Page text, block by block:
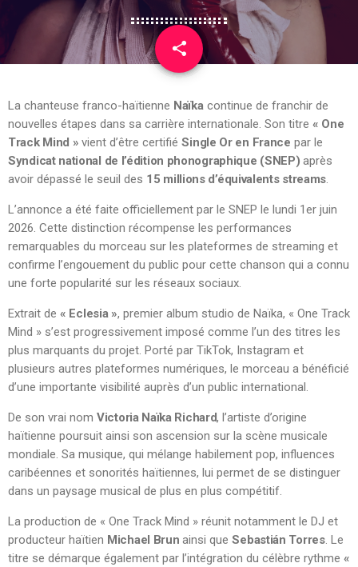
share
email
La chanteuse franco-haïtienne Naïkacontinue de franchir de
nouvelles étapes dans sa carrière internationale. Son titre « One
Track Mind » vient d’être certifiéSingle Or en France par le
Syndicat national de l’édition phonographique (SNEP) après
avoir dépassé le seuil des 15 millions d’équivalents streams.
L’annonce a été faite officiellement par le SNEP le lundi 1er juin
2026. Cette distinction récompense les performances
remarquables du morceau sur les plateformes de streaming et
confirme l’engouement du public pour cette chanson qui a connu
une forte popularité sur les réseaux sociaux.
Extrait de « Eclesia », premier album studio de Naïka, « One Track
Mind » s’est progressivement imposé comme l’un des titres les
plus marquants du projet. Porté par TikTok, Instagram et
plusieurs autres plateformes numériques, le morceau a bénéficié
d’une importante visibilité auprès d’un public international.
De son vrai nom Victoria Naïka Richard, l’artiste d’origine
haïtienne poursuit ainsi son ascension sur la scène musicale
mondiale. Sa musique, qui mélange habilement pop, influences
caribéennes et sonorités haïtiennes, lui permet de se distinguer
dans un paysage musical de plus en plus compétitif.
La production de « One Track Mind » réunit notamment le DJ et
producteur haïtien Michael Brun ainsi queSebastián Torres. Le
titre se démarque également par l’intégration du célèbre rythme «